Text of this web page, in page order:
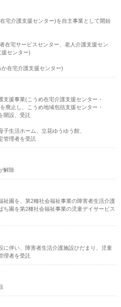
宅介護支援センター)を自主事業として開始
宅サービスセンター、老人介護支援セン
センター)
在宅介護支援センター)
支援事業(こうめ在宅介護支援センター・
廃止し、こうめ地域包括支援センター・
開設、受託
子生活ホーム、立花ゆうゆう館、
管理者を受託
解除
祉園を、第2種社会福祉事業の障害者生活介護
ち園を第2種社会福祉事業の児童デイサービス
に伴い、障害者生活介護施設ひだまり、児童
理者を受託